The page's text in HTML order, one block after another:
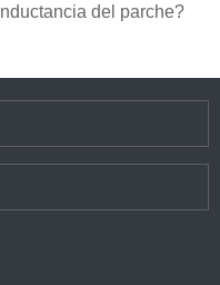
del parche?